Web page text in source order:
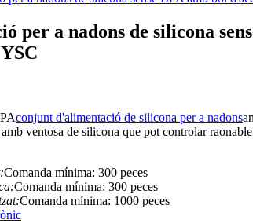
per a nadons de silicona
conjunt d'alimentació de silicona per a nadons
ventosa de silicona que pot controlar
Comanda mínima: 300 peces
Comanda mínima: 300 peces
Comanda mínima: 1000 peces